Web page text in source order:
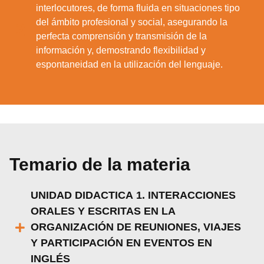
interlocutores, de forma fluida en situaciones tipo
del ámbito profesional y social, asegurando la
perfecta comprensión y transmisión de la
información y, demostrando flexibilidad y
espontaneidad en la utilización del lenguaje.
Temario de la materia
UNIDAD DIDACTICA 1. INTERACCIONES
ORALES Y ESCRITAS EN LA
ORGANIZACIÓN DE REUNIONES, VIAJES
Y PARTICIPACIÓN EN EVENTOS EN
INGLÉS